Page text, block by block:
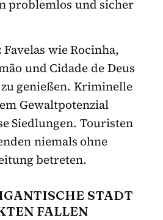
problemlos und sicher
Favelas wie Rocinha,
und Cidade de Deus
genießen. Kriminelle
Gewaltpotenzial
Siedlungen. Touristen
niemals ohne
betreten.
STADT
FALLEN